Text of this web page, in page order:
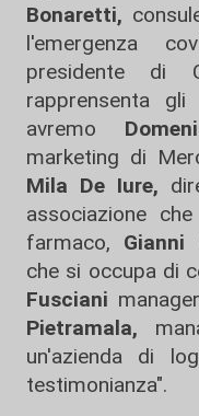
Bonaretti,
l'emergenza
presidente di
rapprensenta
avremo
marketing di
Mila De Iure,
associazione
farmaco, Gianni
che si occupa di
Fusciani
Pietramala,
un'azienda di
testimonianza".